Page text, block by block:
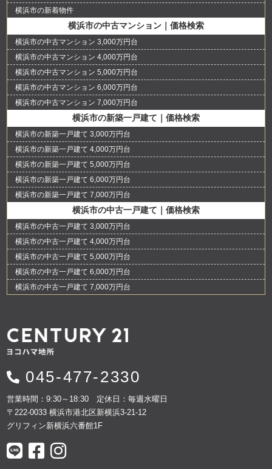
横浜市の新着物件
横浜市の中古マンション｜価格検索
横浜市の中古マンション 3,000万円台
横浜市の中古マンション 4,000万円台
横浜市の中古マンション 5,000万円台
横浜市の中古マンション 6,000万円台
横浜市の中古マンション 7,000万円台
横浜市の新築一戸建て｜価格検索
横浜市の新築一戸建て 3,000万円台
横浜市の新築一戸建て 4,000万円台
横浜市の新築一戸建て 5,000万円台
横浜市の新築一戸建て 6,000万円台
横浜市の新築一戸建て 7,000万円台
横浜市の中古一戸建て｜価格検索
横浜市の中古一戸建て 3,000万円台
横浜市の中古一戸建て 4,000万円台
横浜市の中古一戸建て 5,000万円台
横浜市の中古一戸建て 6,000万円台
横浜市の中古一戸建て 7,000万円台
045-477-2330
営業時間：9:30～18:30 定休日：毎週水曜日
〒222-0033 横浜市港北区新横浜3-21-12
グリフィン新横浜六番館1F